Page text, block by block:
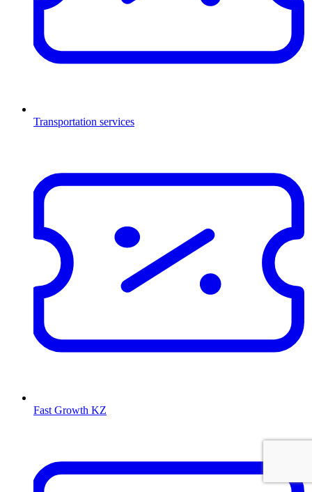
Transportation services
Fast Growth KZ